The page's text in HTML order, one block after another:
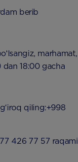
berib
marhamat,
18:00 gacha
qiling:+998
426 77 57 raqami